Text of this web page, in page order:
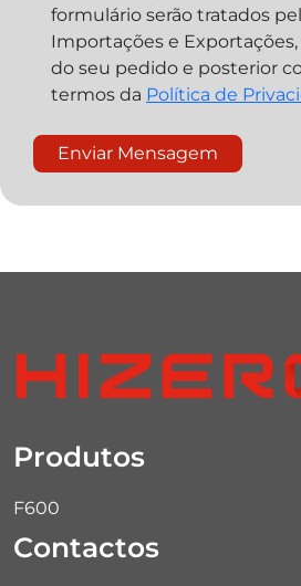
formulário serão tratados
Importações e Exportações,
do seu pedido e posterior
termos da Política de
Produtos
F600
Contactos